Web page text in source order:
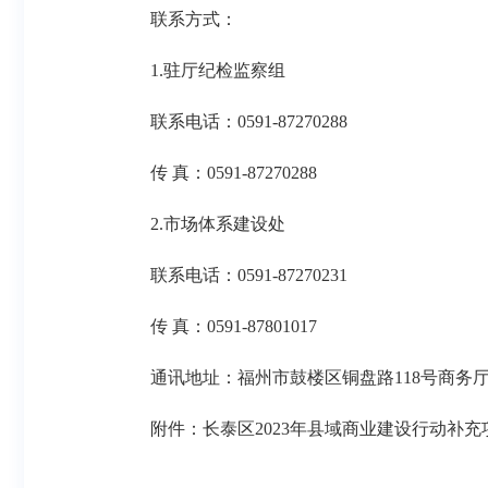
联系方式：
1.驻厅纪检监察组
联系电话：0591-87270288
传 真：0591-87270288
2.市场体系建设处
联系电话：0591-87270231
传 真：0591-87801017
通讯地址：福州市鼓楼区铜盘路118号商务
附件：长泰区2023年县域商业建设行动补充